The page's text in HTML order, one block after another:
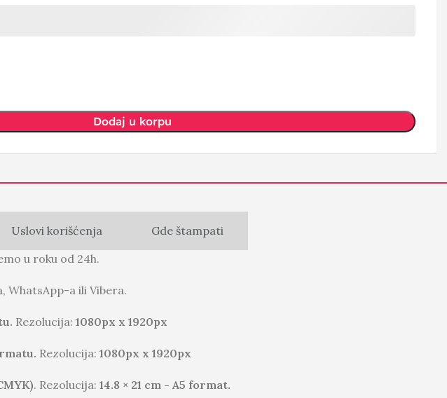
Dodaj u korpu
Uslovi korišćenja
Gde štampati
u roku od 24h.
WhatsApp-a ili Vibera.
Rezolucija: 1080px x 1920px
Rezolucija: 1080px x 1920px
. Rezolucija: 14.8 × 21 cm - A5 format.